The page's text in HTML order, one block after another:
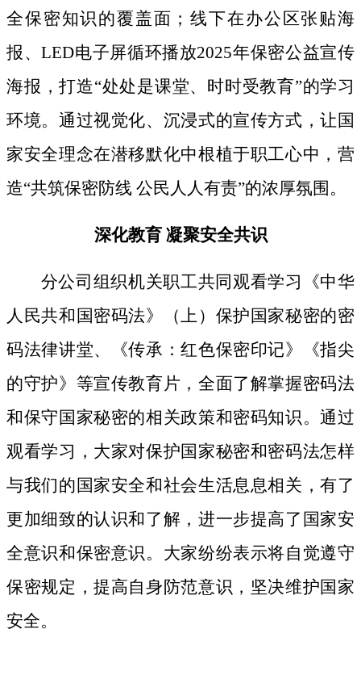
全保密知识的覆盖面；线下在办公区张贴海
报、LED电子屏循环播放2025年保密公益宣传
海报，打造“处处是课堂、时时受教育”的学习
环境。通过视觉化、沉浸式的宣传方式，让国
家安全理念在潜移默化中根植于职工心中，营
造“共筑保密防线 公民人人有责”的浓厚氛围。
深化教育凝聚安全共识
分公司组织机关职工共同观看学习《中华
人民共和国密码法》
（上）保护国家秘密的密
码法律讲堂、
《传承：红色保密印记》《指尖
的守护》等宣传教育片， 全面了解掌握密码法
和保守国家秘密的相关政策和密码知识。通过
观看学习，大家对保护国家秘密和密码法怎样
与我们的国家安全和社会生活息息相关，有了
更加细致的认识和了解，进一步提高了国家安
全意识和保密意识。大家纷纷表示将自觉遵守
保密规定，提高自身防范意识，坚决维护国家
安全。